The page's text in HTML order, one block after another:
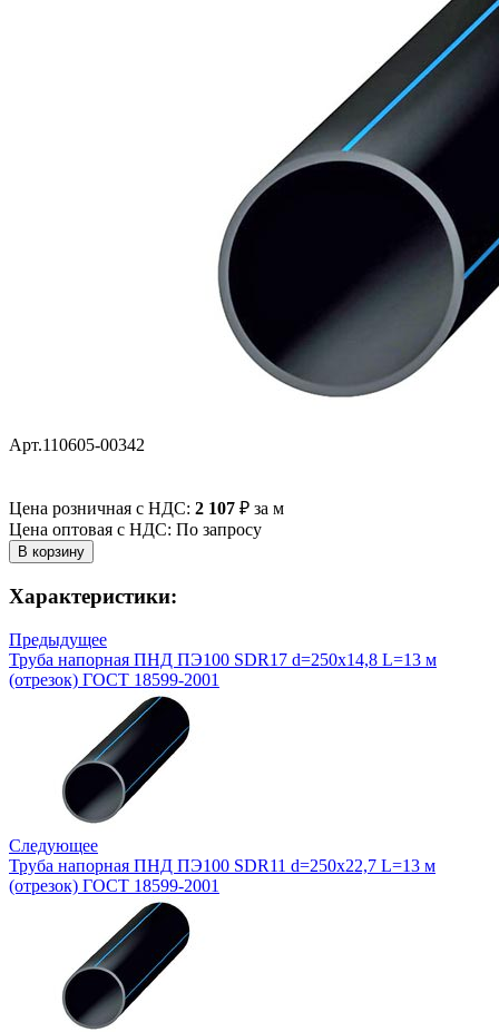
Арт.110605-00342
Цена розничная с НДС: 2 107 ₽ за м
Цена оптовая с НДС: По запросу
Характеристики:
Предыдущее
Труба напорная ПНД ПЭ100 SDR17 d=250х14,8 L=13 м
(отрезок) ГОСТ 18599-2001
Следующее
Труба напорная ПНД ПЭ100 SDR11 d=250х22,7 L=13 м
(отрезок) ГОСТ 18599-2001